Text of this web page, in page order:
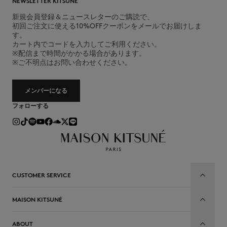
新規会員登録＆ニュースレターのご購読で、
初回ご注文に使える10%OFFクーポンをメールでお届けしま
す。
カート内でコードを入力してご利用ください。
※配信まで時間がかかる場合があります。
※ご不明点はお問い合わせください。
メンバーになる
フォローする
CUSTOMER SERVICE
MAISON KITSUNÉ
ABOUT